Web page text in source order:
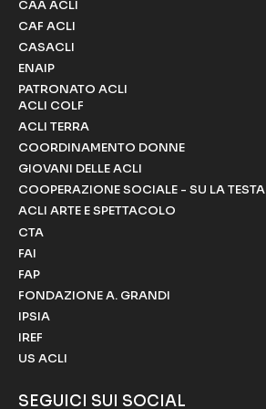
CAA ACLI
CAF ACLI
CASACLI
ENAIP
PATRONATO ACLI
ACLI COLF
ACLI TERRA
COORDINAMENTO DONNE
GIOVANI DELLE ACLI
COOPERAZIONE SOCIALE - SU LA TESTA
ACLI ARTE E SPETTACOLO
CTA
FAI
FAP
FONDAZIONE A. GRANDI
IPSIA
IREF
US ACLI
SEGUICI SUI SOCIAL